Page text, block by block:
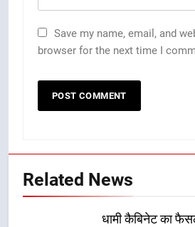
Save my name, email, and
browser for the next time I
Related News
धामी कैबिनेट का